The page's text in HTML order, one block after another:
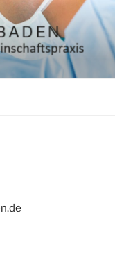
– DRES.
Notfallmedizin in